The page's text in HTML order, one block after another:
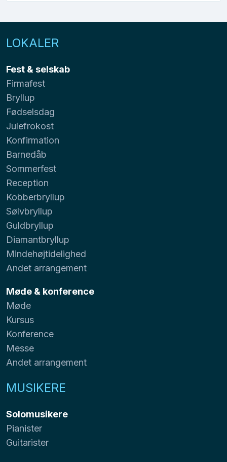
LOKALER
Fest & selskab
Firmafest
Bryllup
Fødselsdag
Julefrokost
Konfirmation
Barnedåb
Sommerfest
Reception
Kobberbryllup
Sølvbryllup
Guldbryllup
Diamantbryllup
Mindehøjtidelighed
Andet arrangement
Møde & konference
Møde
Kursus
Konference
Messe
Andet arrangement
MUSIKERE
Solomusikere
Pianister
Guitarister